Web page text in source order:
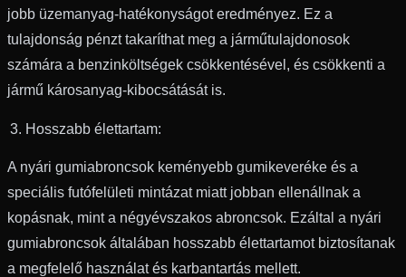
jobb üzemanyag-hatékonyságot eredményez. Ez a
tulajdonság pénzt takaríthat meg a járműtulajdonosok
számára a benzinköltségek csökkentésével, és csökkenti a
jármű károsanyag-kibocsátását is.
Hosszabb élettartam:
A nyári gumiabroncsok keményebb gumikeveréke és a
speciális futófelületi mintázat miatt jobban ellenállnak a
kopásnak, mint a négyévszakos abroncsok. Ezáltal a nyári
gumiabroncsok általában hosszabb élettartamot biztosítanak
a megfelelő használat és karbantartás mellett.